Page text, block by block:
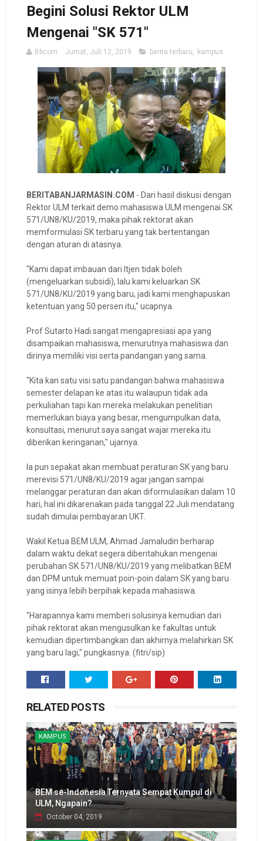
Begini Solusi Rektor ULM
Mengenai "SK 571"
Bbcom Jumat, Juli 12, 2019 berita terbaru, kampus
BERITABANJARMASIN.COM - Dari hasil diskusi dengan
Rektor ULM terkait demo mahasiswa ULM mengenai SK
571/UN8/KU/2019, maka pihak rektorat akan
memformulasi SK terbaru yang tak bertentangan
dengan aturan di atasnya.
"Kami dapat imbauan dari Itjen tidak boleh
(mengeluarkan subsidi), lalu kami keluarkan SK
571/UN8/KU/2019 yang baru, jadi kami menghapuskan
ketentuan yang 50 persen itu," ucapnya.
Prof Sutarto Hadi sangat mengapresiasi apa yang
disampaikan mahasiswa, menurutnya mahasiswa dan
dirinya memiliki visi serta pandangan yang sama.
"Kita kan satu visi satu pandangan bahwa mahasiswa
semester delapan ke atas itu walaupun tidak ada
perkuliahan tapi kan mereka melakukan penelitian
memerlukan biaya yang besar, mengumpulkan data,
konsultasi, menurut saya sangat wajar mereka itu
diberikan keringanan," ujarnya.
Ia pun sepakat akan membuat peraturan SK yang baru
merevisi 571/UN8/KU/2019 agar jangan sampai
melanggar peraturan dan akan diformulasikan dalam 10
hari, hal ini dikarenakan pada tanggal 22 Juli mendatang
sudah dimulai pembayaran UKT.
Wakil Ketua BEM ULM, Ahmad Jamaludin berharap
dalam waktu dekat segera diberitahukan mengenai
perubahan SK 571/UN8/KU/2019 yang melibatkan BEM
dan DPM untuk memuat poin-poin dalam SK yang baru
yang isinya lebih berpihak kepada mahasiswa.
"Harapannya kami memberi solusinya kemudian dari
pihak rektorat akan mengusulkan ke fakultas untuk
kemudian dipertimbangkan dan akhirnya melahirkan SK
yang baru lagi," pungkasnya. (fitri/sip)
RELATED POSTS
KAMPUS
BEM se-Indonesia Ternyata Sempat Kumpul di
ULM, Ngapain?
October 04, 2019